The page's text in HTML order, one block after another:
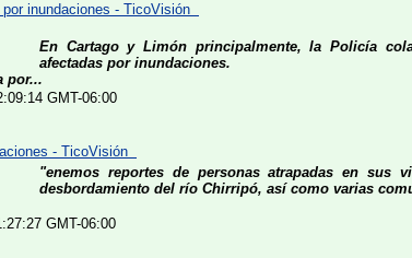
inundaciones - TicoVisión
En Cartago y Limón principalmente, la Policía
afectadas por inundaciones.
por...
GMT-06:00
- TicoVisión
"enemos reportes de personas atrapadas en sus
desbordamiento del río Chirripó, así como varias
GMT-06:00